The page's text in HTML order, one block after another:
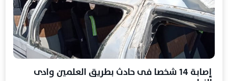
إصابة 14 شخصا فى حادث بطريق العلمين وادى